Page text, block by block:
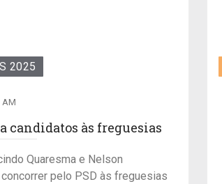
2025
AM
candidatos às freguesias
Quaresma e Nelson
pelo PSD às freguesias